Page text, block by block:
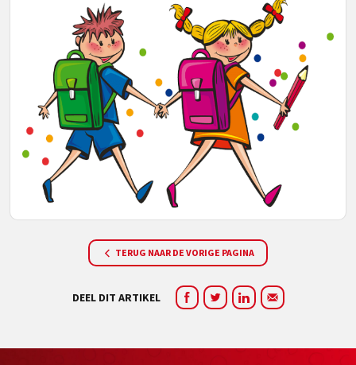
TERUG NAAR DE VORIGE PAGINA
DEEL DIT ARTIKEL